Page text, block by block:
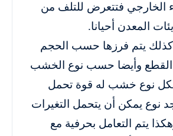
الخارجي فتتعرض للتلف من
المعدن أحيانا.
كذلك يتم فرزها حسب الحجم
وأيضا حسب نوع الخشب
فكل نوع خشب له قوة تحمل
نوع يمكن أن يتحمل التغيرات
يتم التعامل بحرفية مع